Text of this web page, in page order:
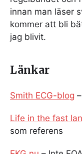
innan man läser
kommer att bli
jag blivit.
Länkar
Smith ECG-blog
Life in the fast
som referens